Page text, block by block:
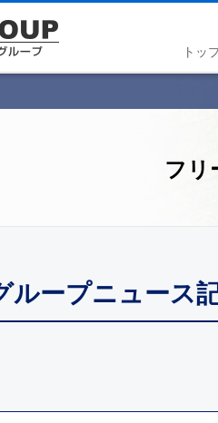
トッ
フリ
ループニュース